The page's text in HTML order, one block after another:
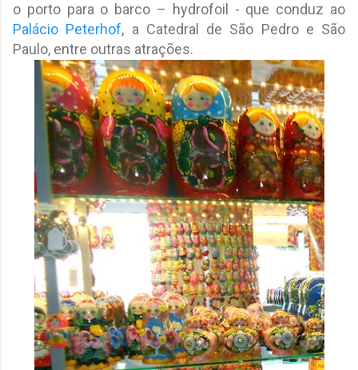
o porto para o barco – hydrofoil - que conduz ao
Palácio Peterhof, a Catedral de São Pedro e São
Paulo, entre outras atrações.